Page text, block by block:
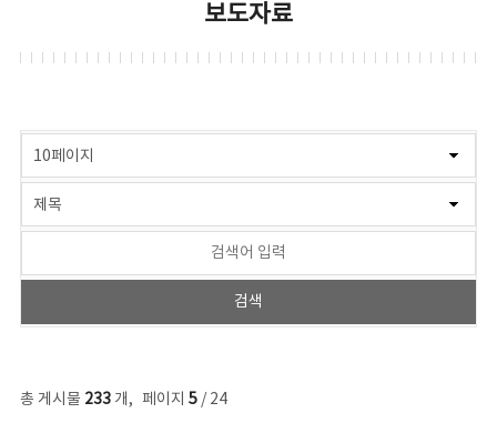
보도자료
총 게시물 233개, 페이지 5/ 24